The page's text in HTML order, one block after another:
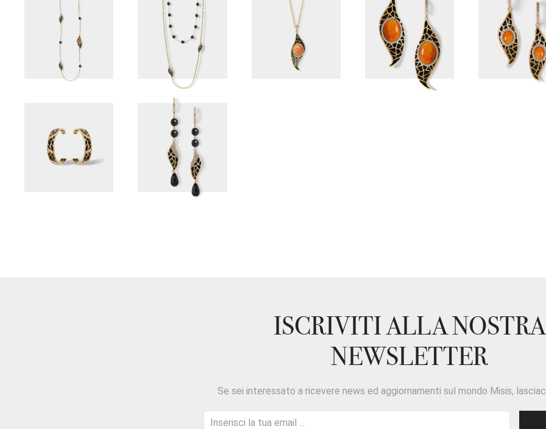
ISCRIVITI ALLA NOSTRA
NEWSLETTER
Se sei interessato a ricevere news ed aggiornamenti sul mondo Misis,